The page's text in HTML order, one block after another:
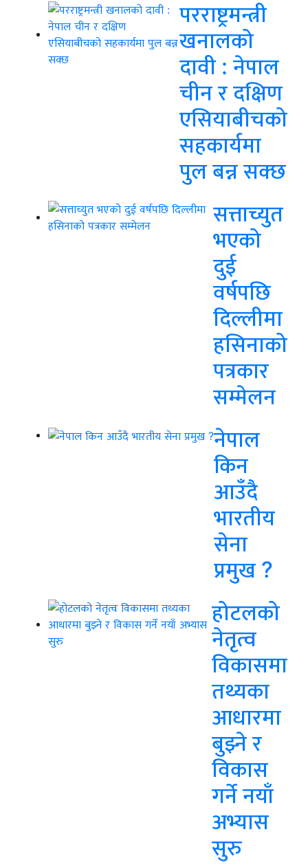
परराष्ट्रमन्त्री
खनालको
दावी : नेपाल
चीन र दक्षिण
एसियाबीचको
सहकार्यमा
पुल बन्न सक्छ
सत्ताच्युत
भएको
दुई
वर्षपछि
दिल्लीमा
हसिनाको
पत्रकार
सम्मेलन
नेपाल
किन
आउँदै
भारतीय
सेना
प्रमुख ?
होटलको
नेतृत्व
विकासमा
तथ्यका
आधारमा
बुझ्ने र
विकास
गर्ने नयाँ
अभ्यास
सुरु